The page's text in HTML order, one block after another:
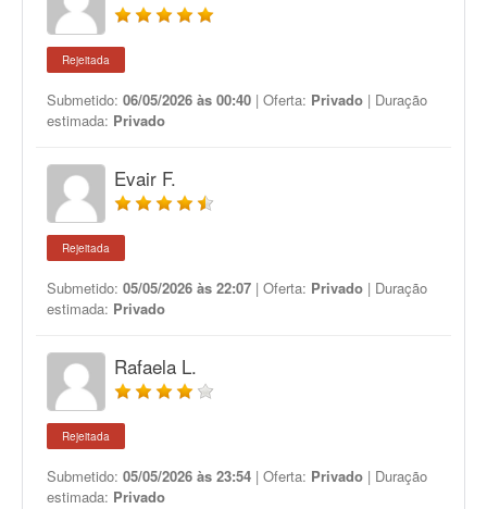
Rejeitada
Submetido: 06/05/2026 às 00:40 | Oferta: Privado | Duração
estimada: Privado
Evair F.
Rejeitada
Submetido: 05/05/2026 às 22:07 | Oferta: Privado | Duração
estimada: Privado
Rafaela L.
Rejeitada
Submetido: 05/05/2026 às 23:54 | Oferta: Privado | Duração
estimada: Privado